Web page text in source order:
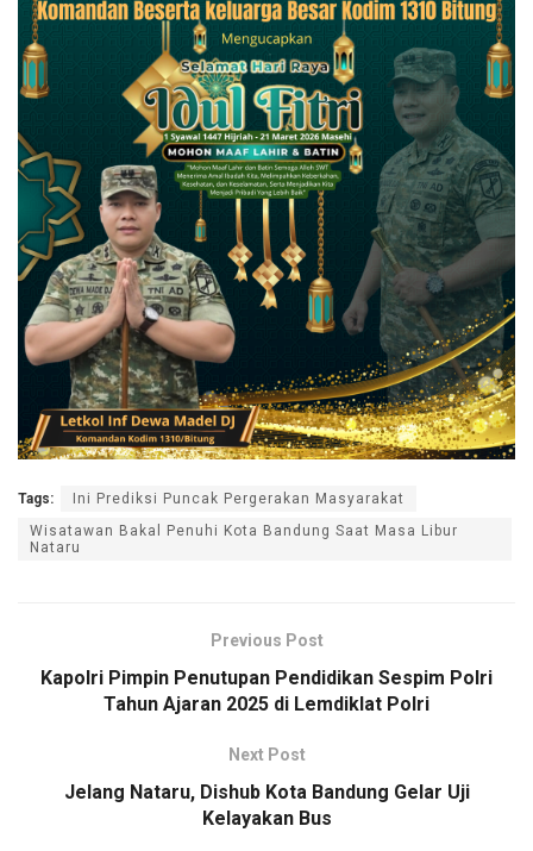
Tags:
Ini Prediksi Puncak Pergerakan Masyarakat
Wisatawan Bakal Penuhi Kota Bandung Saat Masa Libur
Nataru
Previous Post
Kapolri Pimpin Penutupan Pendidikan Sespim Polri
Tahun Ajaran 2025 di Lemdiklat Polri
Next Post
Jelang Nataru, Dishub Kota Bandung Gelar Uji
Kelayakan Bus